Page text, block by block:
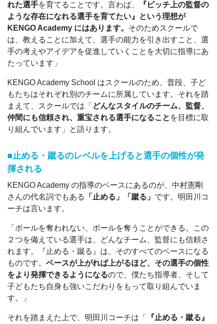
れた選手を育てることです。言わば、
『ピッチ上の監督の
ような存在になれる選手を育てたい』という理想が
KENGO Academy にはあります。 そのためスクールで
は、教えることに加えて、選手の能力を引き出すこと、選
手の考えやアイデアを促進していくことを大切に指導にあ
たっています」
KENGO Academy School はスクールのため、普段、子ど
もたちはそれぞれ別のチームに所属しています。それを踏
まえて、スクールでは「 どんなスタイルのチーム、監督、
仲間にも信頼され、重宝される選手になること を目標に取
り組んでいます」と語ります。
■止める・蹴るのレベルを上げると選手の個性が発
揮される
KENGO Academy の指導のベースにあるのが、中村憲剛
さんの代名詞でもある
「止める」「蹴る」 です。明田川コ
ーチは言います。
「ボールを奪われない、ボールを奪うことができる。この
２つを備えている選手は、どんなチーム、監督にも信頼さ
れます。『止める・蹴る』は、そのすべてのベースになる
ものです。 ベースが上がれば上がるほど、その選手の個性
をより発揮できるようになるので、僕たち指導者、そして
子どもたち自身も強いこだわりをもって取り組んでいま
す。」
それを踏まえた上で、明田川コーチは「
『止める・蹴る』